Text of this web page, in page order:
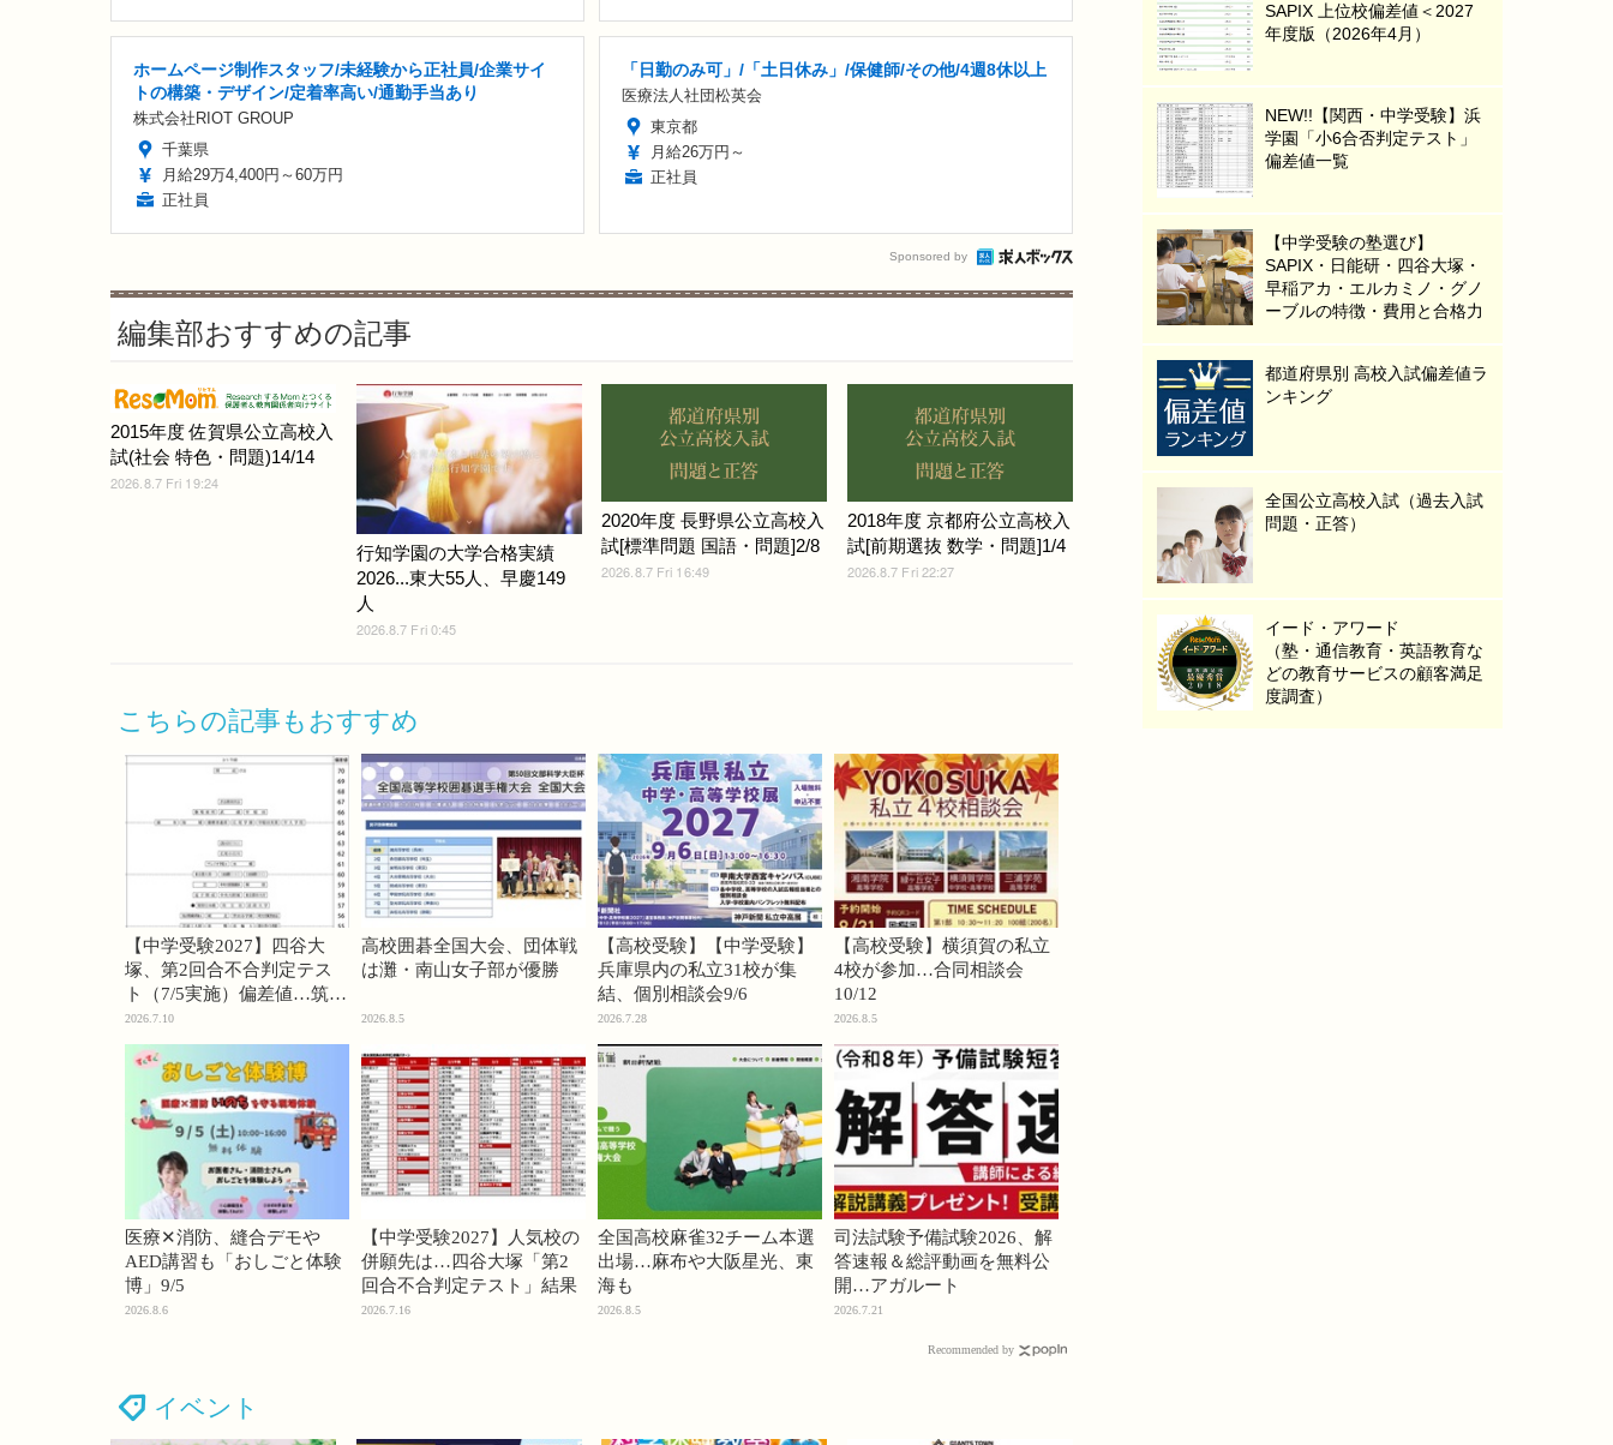
ホームページ制作スタッフ/未経験から正社員/企業サイ
トの構築・デザイン/定着率高い/通勤手当あり
株式会社RIOT GROUP
千葉県
月給29万4,400円～60万円
正社員
「日勤のみ可」/「土日休み」/保健師/その他/4週8休以上
医療法人社団松英会
東京都
月給26万円～
正社員
Sponsored by
編集部おすすめの記事
2015年度 佐賀県公立高校入
試(社会 特色・問題)14/14
2026.8.7 Fri 19:24
行知学園の大学合格実績
2026...東大55人、早慶149
人
2026.8.7 Fri 0:45
2020年度 長野県公立高校入
試[標準問題 国語・問題]2/8
2026.8.7 Fri 16:49
2018年度 京都府公立高校入
試[前期選抜 数学・問題]1/4
2026.8.7 Fri 22:27
こちらの記事もおすすめ
【中学受験2027】四谷大
塚、第2回合不合判定テス
ト（7/5実施）偏差値…筑駒
74・桜蔭70＜PR＞
2026.7.10
高校囲碁全国大会、団体戦
は灘・南山女子部が優勝
2026.8.5
【高校受験】【中学受験】
兵庫県内の私立31校が集
結、個別相談会9/6
2026.7.28
【高校受験】横須賀の私立
4校が参加…合同相談会
10/12
2026.8.5
医療✕消防、縫合デモや
AED講習も「おしごと体験
博」9/5
2026.8.6
【中学受験2027】人気校の
併願先は…四谷大塚「第2
回合不合判定テスト」結果
2026.7.16
全国高校麻雀32チーム本選
出場…麻布や大阪星光、東
海も
2026.8.5
司法試験予備試験2026、解
答速報＆総評動画を無料公
開…アガルート
2026.7.21
Recommended by
イベント
SAPIX 上位校偏差値＜2027
年度版（2026年4月）
NEW!!【関西・中学受験】浜
学園「小6合否判定テスト」
偏差値一覧
【中学受験の塾選び】
SAPIX・日能研・四谷大塚・
早稲アカ・エルカミノ・グノ
ーブルの特徴・費用と合格力
都道府県別 高校入試偏差値ラ
ンキング
全国公立高校入試（過去入試
問題・正答）
イード・アワード
（塾・通信教育・英語教育な
どの教育サービスの顧客満足
度調査）